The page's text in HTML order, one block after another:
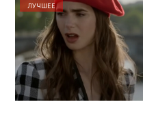
ЛУЧШЕЕ